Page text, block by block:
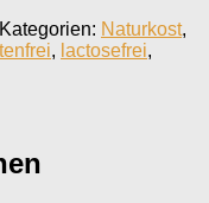
Kategorien: Naturkost,
, lactosefrei,